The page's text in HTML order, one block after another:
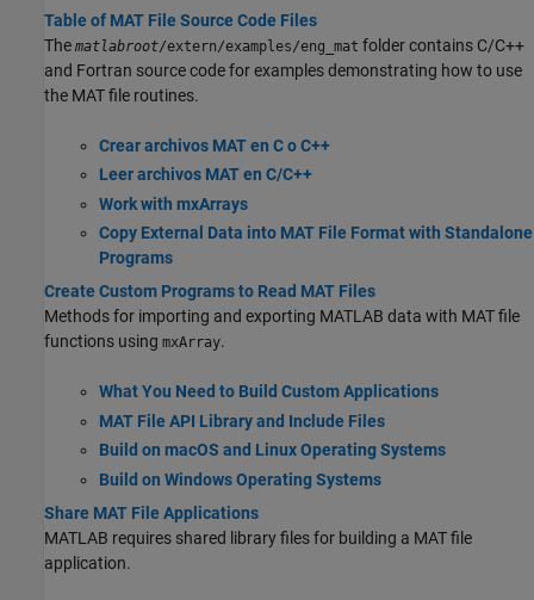
Table of MAT File Source Code Files
The matlabroot/extern/examples/eng_mat folder contains C/C++
and Fortran source code for examples demonstrating how to use
the MAT file routines.
Crear archivos MAT en C o C++
Leer archivos MAT en C/C++
Work with mxArrays
Copy External Data into MAT File Format with Standalone
Programs
Create Custom Programs to Read MAT Files
Methods for importing and exporting MATLAB data with MAT file
functions using mxArray.
What You Need to Build Custom Applications
MAT File API Library and Include Files
Build on macOS and Linux Operating Systems
Build on Windows Operating Systems
Share MAT File Applications
MATLAB requires shared library files for building a MAT file
application.